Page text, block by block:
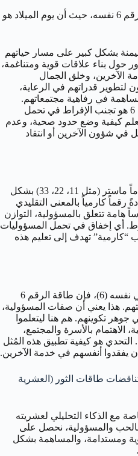
6
نفسه، حيث أن يوم الميلاد هو
الرقم 6 هي المهيمنة بشكل كبير على مسار حياتهم
حول بناء علاقات قوية ومتناغمة،
الآخرين، وخلق الجمال
قدراتهم في الرعاية،
في رفاهية مجتمعاتهم.
التحدي الرئيسي لمسار الحياة رقم 6 هو تجنب الإفراط في تحمل
كيفية وضع حدود صحية، وعدم
في شؤون الآخرين أو انتقاد
بالنظر إلى رقم اليوم 6، لا نجد أرقاماً ماستر (مثل 11، 22، 33) بشكل
يعتبر عادةً رقماً كارمياً بالمعنى التقليدي
هامة تتعلق بالمسؤولية، التوازن
أي إخفاق في تحمل المسؤوليات
“كارمية” تهدف إلى تعليم هذه
بما أن رقم اليوم هو الرقم الأساسي نفسه (6)، فإن طاقة الرقم 6
هذا يعني أن صفات المسؤولية،
جوهر تكوينهم. هم هنا ليتعلموا
الاهتمام بالأسرة والمجتمع،
التحدي هو كيفية تطبيق هذه المُثل
يفقدوا أنفسهم في خدمة الآخرين.
طاقات الثور (العشرية
مع الذكاء التحليلي لعشريته
الرقم 6 المفعمة بالحب والمسؤولية، نحصل على
ومستدامة، والمساهمة بشكل